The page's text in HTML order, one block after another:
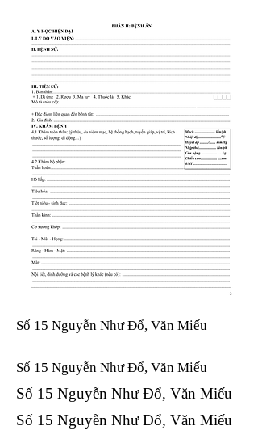
Số 15 Nguyễn Như Đổ, Văn Miếu
Số 15 Nguyễn Như Đổ, Văn Miếu​​​​
Số 15 Nguyễn Như Đổ, Văn Miếu​​​​
Số 15 Nguyễn Như Đổ, Văn Miếu​​​​